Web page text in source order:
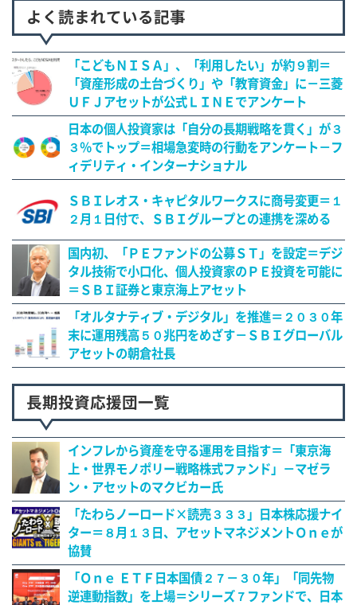
よく読まれている記事
「こどもＮＩＳＡ」、「利用したい」が約９割＝
「資産形成の土台づくり」や「教育資金」に－三菱
ＵＦＪアセットが公式ＬＩＮＥでアンケート
日本の個人投資家は「自分の長期戦略を貫く」が３
３％でトップ＝相場急変時の行動をアンケート－フ
ィデリティ・インターナショナル
ＳＢＩレオス・キャピタルワークスに商号変更＝１
２月１日付で、ＳＢＩグループとの連携を深める
国内初、「ＰＥファンドの公募ＳＴ」を設定＝デジ
タル技術で小口化、個人投資家のＰＥ投資を可能に
＝ＳＢＩ証券と東京海上アセット
「オルタナティブ・デジタル」を推進＝２０３０年
末に運用残高５０兆円をめざす－ＳＢＩグローバル
アセットの朝倉社長
長期投資応援団一覧
インフレから資産を守る運用を目指す＝「東京海
上・世界モノポリー戦略株式ファンド」－マゼラ
ン・アセットのマクビカー氏
「たわらノーロード×読売３３３」日本株応援ナイ
ター＝８月１３日、アセットマネジメントＯｎｅが
協賛
「Ｏｎｅ ＥＴＦ日本国債２７－３０年」「同先物
逆連動指数」を上場＝シリーズ７ファンドで、日本